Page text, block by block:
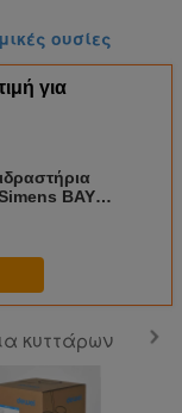
ουσίες
για
BAYER
κυττάρων